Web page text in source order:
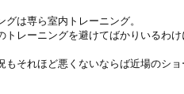
は専ら室内トレーニング。
トレーニングを避けてばかりいるわ
もそれほど悪くないならば近場のシ